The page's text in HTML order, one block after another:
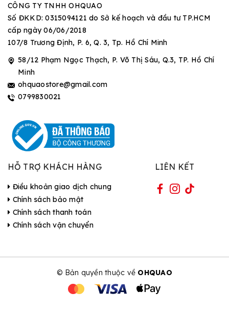
CÔNG TY TNHH OHQUAO
Số ĐKKD: 0315094121 do Sở kế hoạch và đầu tư TP.HCM
cấp ngày 06/06/2018
107/8 Trương Định, P. 6, Q. 3, Tp. Hồ Chí Minh
58/12 Phạm Ngọc Thạch, P. Võ Thị Sáu, Q.3, TP. Hồ Chí
Minh
ohquaostore@gmail.com
0799830021
HỖ TRỢ KHÁCH HÀNG
Điều khoản giao dịch chung
Chính sách bảo mật
Chính sách thanh toán
Chính sách vận chuyển
LIÊN KẾT
© Bản quyền thuộc về OHQUAO
| Cung cấp bởi Sapo